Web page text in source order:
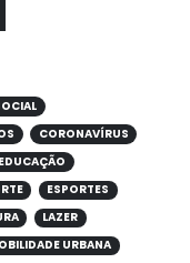
CORONAVÍRUS
EDUCAÇÃO
ESPORTES
LAZER
URBANA